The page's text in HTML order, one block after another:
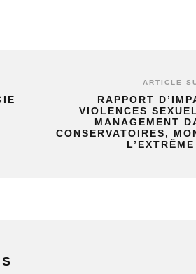
ARTICLE
RAPPORT
VIOLENCES
MANAGEMENT
CONSERVATOIRES,